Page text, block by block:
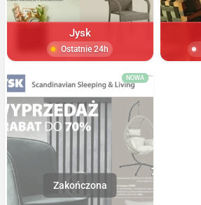
Jysk
Ostatnie 24h
NOWA